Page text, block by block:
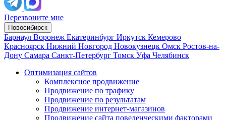
Перезвоните мне
Новосибирск
Барнаул Воронеж Екатеринбург Иркутск Кемерово
Красноярск Нижний Новгород Новокузнецк Омск Ростов-на-
Дону Самара Санкт-Петербург Томск Уфа Челябинск
Оптимизация сайтов
Комплексное продвижение
Продвижение по трафику
Продвижение по результатам
Продвижение интернет-магазинов
Продвижение сайта поведенческими факторами